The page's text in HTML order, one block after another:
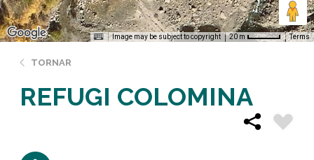
Image may be subject to copyright 20 m Terms
TORNAR
REFUGI COLOMINA